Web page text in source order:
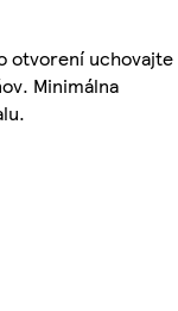
otvorení uchovajte
Minimálna